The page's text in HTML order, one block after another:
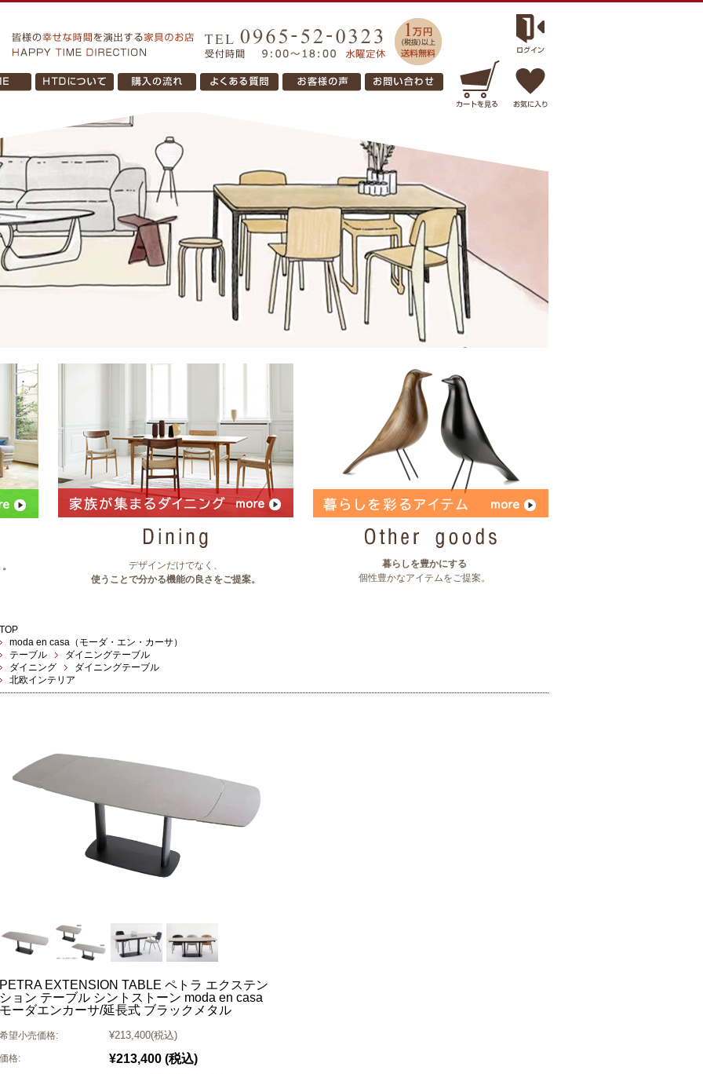
デザインだけでなく、
使うことで分かる機能の良さをご提案。
暮らしを豊かにする
個性豊かなアイテムをご提案。
TOP
moda en casa（モーダ・エン・カーサ）
テーブル
ダイニングテーブル
ダイニング
ダイニングテーブル
北欧インテリア
PETRA EXTENSION TABLE ペトラ エクステン
ション テーブル シントストーン moda en casa
モーダエンカーサ/延長式 ブラックメタル
希望小売価格: ¥213,400(税込)
価格: ¥213,400 (税込)